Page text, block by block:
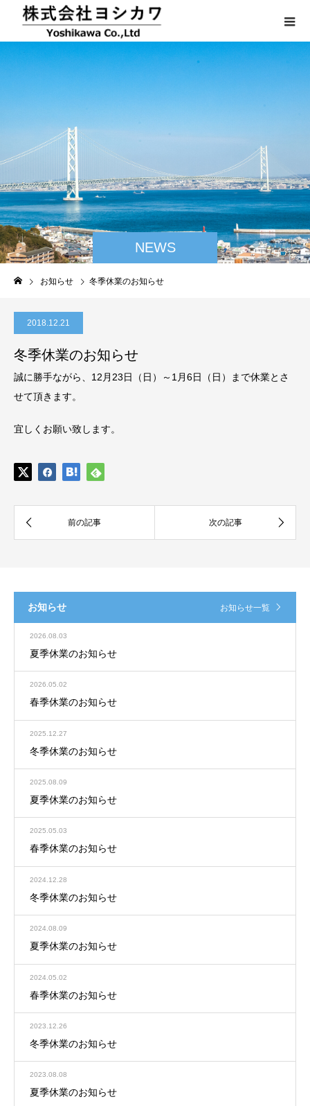
NEWS
お知らせ 冬季休業のお知らせ
2018.12.21
冬季休業のお知らせ
誠に勝手ながら、12月23日（日）～1月6日（日）まで休業とさ
せて頂きます。
宜しくお願い致します。
お知らせ お知らせ一覧
2026.08.03
夏季休業のお知らせ
2026.05.02
春季休業のお知らせ
2025.12.27
冬季休業のお知らせ
2025.08.09
夏季休業のお知らせ
2025.05.03
春季休業のお知らせ
2024.12.28
冬季休業のお知らせ
2024.08.09
夏季休業のお知らせ
2024.05.02
春季休業のお知らせ
2023.12.26
冬季休業のお知らせ
2023.08.08
夏季休業のお知らせ